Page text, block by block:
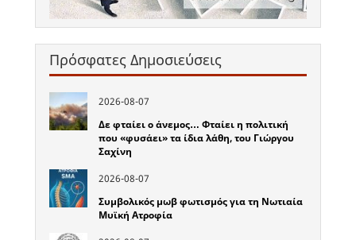
Πρόσφατες Δημοσιεύσεις
2026-08-07
Δε φταίει ο άνεμος… Φταίει η πολιτική
που «φυσάει» τα ίδια λάθη, του Γιώργου
Σαχίνη
2026-08-07
Συμβολικός μωβ φωτισμός για τη Νωτιαία
Μυϊκή Ατροφία